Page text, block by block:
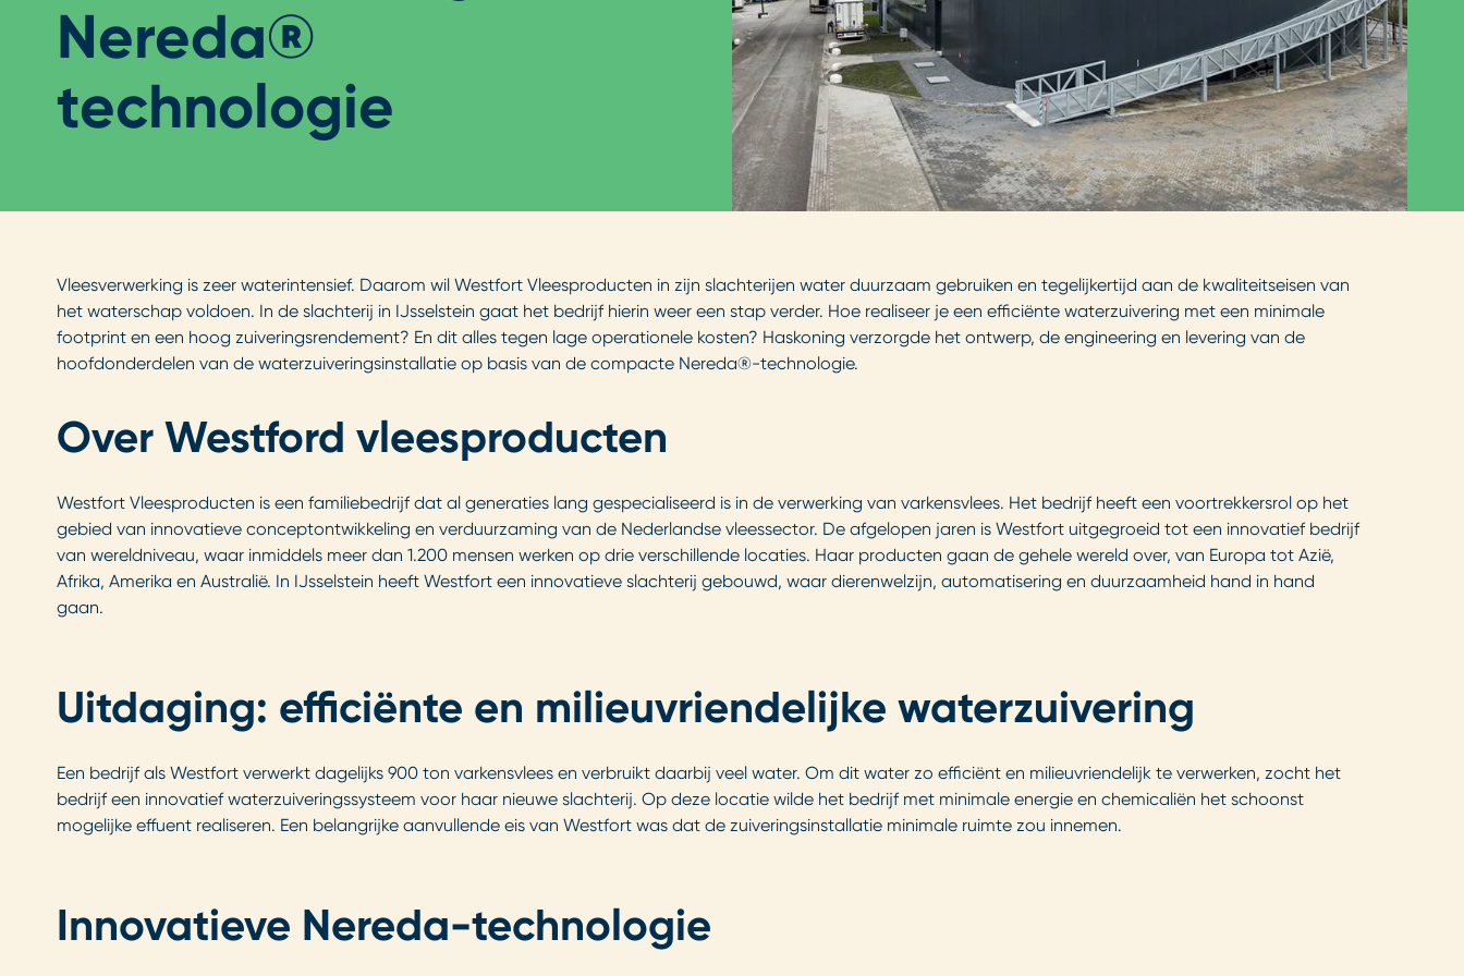
Nereda®
technologie
Vleesverwerking is zeer waterintensief. Daarom wil Westfort Vleesproducten in zijn slachterijen water duurzaam gebruiken en tegelijkertijd aan de kwaliteitseisen van
het waterschap voldoen. In de slachterij in IJsselstein gaat het bedrijf hierin weer een stap verder. Hoe realiseer je een efficiënte waterzuivering met een minimale
footprint en een hoog zuiveringsrendement? En dit alles tegen lage operationele kosten? Haskoning verzorgde het ontwerp, de engineering en levering van de
hoofdonderdelen van de waterzuiveringsinstallatie op basis van de compacte Nereda®-technologie.
Over Westford vleesproducten
Westfort Vleesproducten is een familiebedrijf dat al generaties lang gespecialiseerd is in de verwerking van varkensvlees. Het bedrijf heeft een voortrekkersrol op het
gebied van innovatieve conceptontwikkeling en verduurzaming van de Nederlandse vleessector. De afgelopen jaren is Westfort uitgegroeid tot een innovatief bedrijf
van wereldniveau, waar inmiddels meer dan 1.200 mensen werken op drie verschillende locaties. Haar producten gaan de gehele wereld over, van Europa tot Azië,
Afrika, Amerika en Australië. In IJsselstein heeft Westfort een innovatieve slachterij gebouwd, waar dierenwelzijn, automatisering en duurzaamheid hand in hand
gaan.
Uitdaging: efficiënte en milieuvriendelijke waterzuivering
Een bedrijf als Westfort verwerkt dagelijks 900 ton varkensvlees en verbruikt daarbij veel water. Om dit water zo efficiënt en milieuvriendelijk te verwerken, zocht het
bedrijf een innovatief waterzuiveringssysteem voor haar nieuwe slachterij. Op deze locatie wilde het bedrijf met minimale energie en chemicaliën het schoonst
mogelijke effuent realiseren. Een belangrijke aanvullende eis van Westfort was dat de zuiveringsinstallatie minimale ruimte zou innemen.
Innovatieve Nereda-technologie